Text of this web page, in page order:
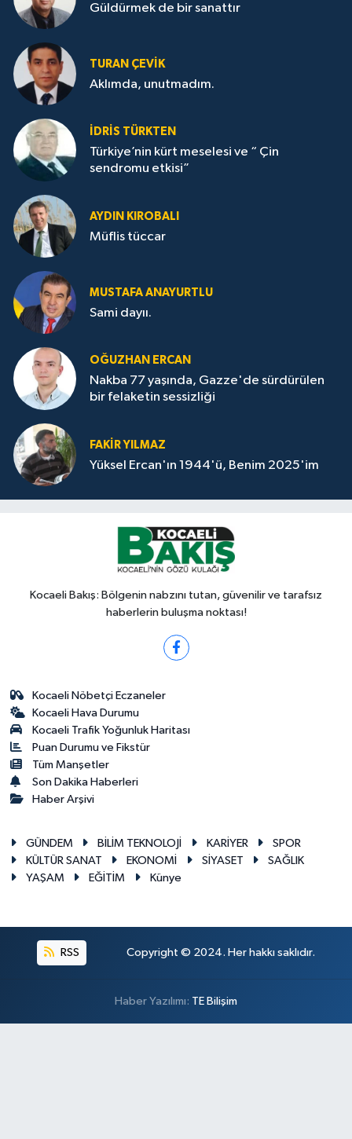
Güldürmek de bir sanattır
TURAN ÇEVİK
Aklımda, unutmadım.
İDRİS TÜRKTEN
Türkiye’nin kürt meselesi ve “ Çin
sendromu etkisi”
AYDIN KIROBALI
Müflis tüccar
MUSTAFA ANAYURTLU
Sami dayıı.
OĞUZHAN ERCAN
Nakba 77 yaşında, Gazze'de sürdürülen
bir felaketin sessizliği
FAKİR YILMAZ
Yüksel Ercan'ın 1944'ü, Benim 2025'im
Kocaeli Bakış: Bölgenin nabzını tutan, güvenilir ve tarafsız
haberlerin buluşma noktası!
Kocaeli Nöbetçi Eczaneler
Kocaeli Hava Durumu
Kocaeli Trafik Yoğunluk Haritası
Puan Durumu ve Fikstür
Tüm Manşetler
Son Dakika Haberleri
Haber Arşivi
GÜNDEM BİLİM TEKNOLOJİ KARİYER
SPOR
KÜLTÜR SANAT
EKONOMİ SİYASET
SAĞLIK
YAŞAM
EĞİTİM Künye
RSS Copyright © 2024. Her hakkı saklıdır.
Haber Yazılımı: TE Bilişim